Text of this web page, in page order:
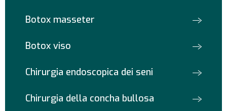
Botox masseter
Botox viso
Chirurgia endoscopica dei seni
Chirurgia della concha bullosa